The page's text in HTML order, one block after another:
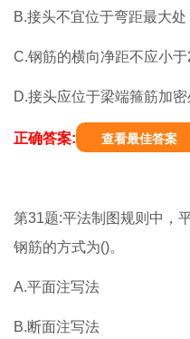
B.接头不宜位于弯距最大处
C.钢筋的横向净距不应小于
D.接头应位于梁端箍筋加密
正确答案: 查看最佳答案
第31题:平法制图规则中，
钢筋的方式为()。
A.平面注写法
B.断面注写法